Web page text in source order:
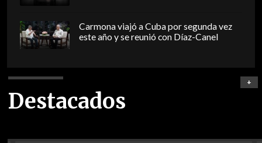
Carmona viajó a Cuba por segunda vez
este año y se reunió con Díaz-Canel
Destacados
+